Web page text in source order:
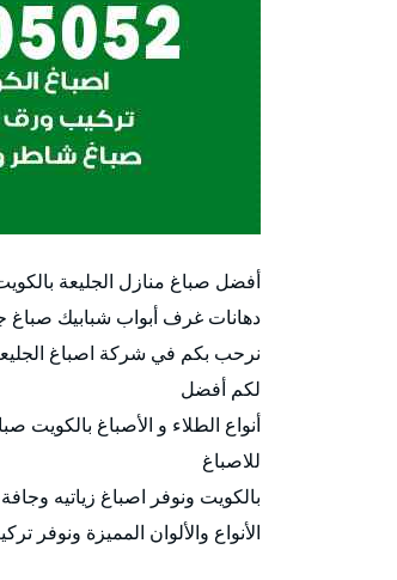
أفضل صباغ منازل الجليعة
دهانات غرف أبواب شبابيك
نرحب بكم في شركة اصباغ
لكم أفضل
أنواع الطلاء و الأصباغ بالكويت
للاصباغ
بالكويت ونوفر اصباغ زياتيه
الأنواع والألوان المميزة ونوفر